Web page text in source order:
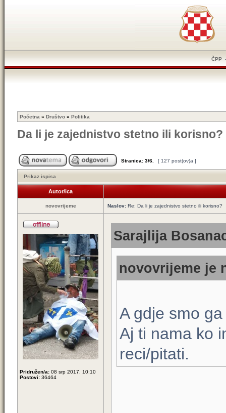
ČPP
Početna » Društvo » Politika
Da li je zajednistvo stetno ili korisno?
Stranica: 3/6 [ 127 post(ov)a ]
Prikaz ispisa
Autor/ica
novovrijeme Naslov: Re: Da li je zajednistvo stetno ili korisno?
Pridružen/a: 08 srp 2017, 10:10
Postovi: 36464
Sarajlija
novovrijeme je
A gdje smo
Aj ti nama ko
reci/pitati.